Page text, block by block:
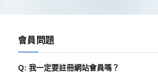
會員問題
Q: 我一定要註冊網站會員嗎？